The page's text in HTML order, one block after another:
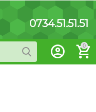
0734.51.51.51
0